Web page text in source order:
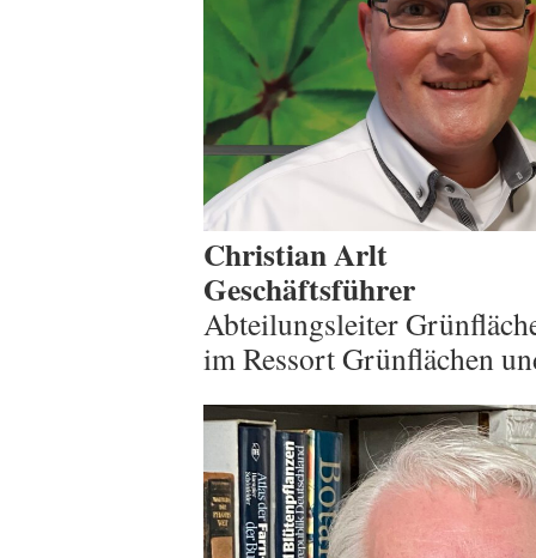
Christian Arlt
Geschäftsführer
Abteilungsleiter
im Ressort Grünflächen